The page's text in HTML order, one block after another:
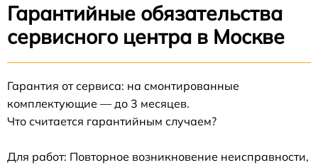
Гарантийные обязательства
сервисного центра в Москве
Гарантия от сервиса: на смонтированные
комплектующие — до 3 месяцев.
Что считается гарантийным случаем?
Для работ: Повторное возникновение неисправности,